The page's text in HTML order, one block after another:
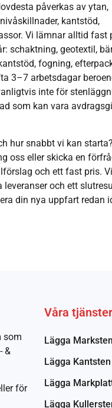
påverkas av ytan,
kantstöd,
Vi lämnar alltid fast
schaktning, geotextil,
fogning,
3–7 arbetsdagar
inte för
som kan vara
hur snabbt vi kan
oss eller skicka en
och ett fast pris. Vi
och ett
din nya uppfart redan
som
&
för
Våra tjänster
Lägga Marksten
Lägga Kantsten
Lägga
Lägga